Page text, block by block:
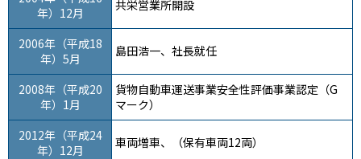
年）12月
共栄営業所開設
2006年（平成18
年）5月
島田浩一、社長就任
2008年（平成20
年）1月
貨物自動車運送事業安全性評価事業認定（G
マーク）
2012年（平成24
年）12月
車両増車、（保有車両12両）